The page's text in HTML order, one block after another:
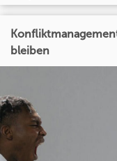
bleiben